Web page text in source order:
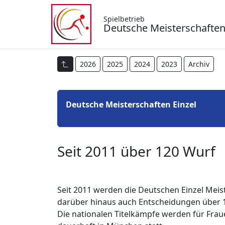
Spielbetrieb
Deutsche Meisterschaften
2026 2025 2024 2023 Archiv
Deutsche Meisterschaften Einzel
Seit 2011 über 120 Wurf
Seit 2011 werden die Deutschen Einzel
darüber hinaus auch Entscheidungen über
Die nationalen Titelkämpfe werden für